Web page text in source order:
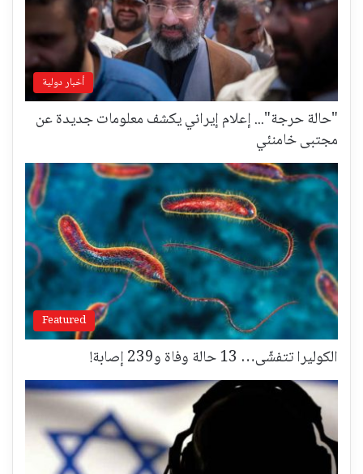
أخبار دولية
"حالة حرجة"... إعلام إيراني يكشف معلومات جديدة عن
مجتبى خامنئي
Featured
الكوليرا تتفشّى… 13 حالة وفاة و239 إصابة!